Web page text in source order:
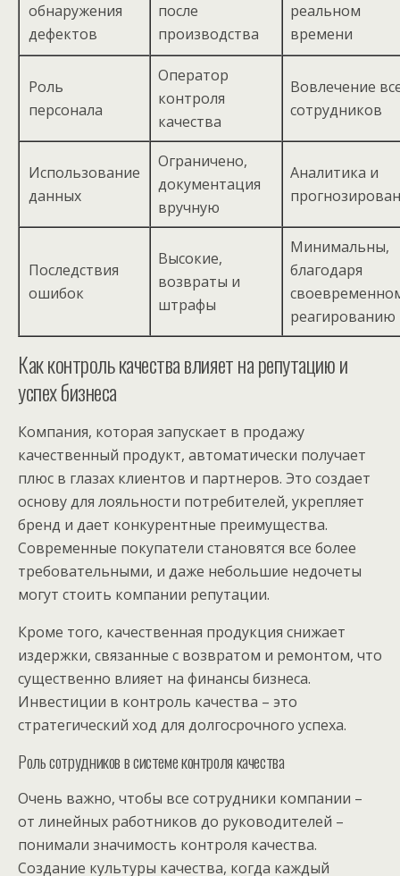
обнаружения
дефектов
после
производства
реальном
времени
Роль
персонала
Оператор
контроля
качества
Вовлечение
сотрудников
Использование
данных
Ограничено,
документация
вручную
Аналитика и
Последствия
ошибок
Высокие,
возвраты и
штрафы
Минимальны,
благодаря
реагированию
Как контроль качества влияет на репутацию и
успех бизнеса
Компания, которая запускает в продажу
качественный продукт, автоматически получает
плюс в глазах клиентов и партнеров. Это создает
основу для лояльности потребителей, укрепляет
бренд и дает конкурентные преимущества.
Современные покупатели становятся все более
требовательными, и даже небольшие недочеты
могут стоить компании репутации.
Кроме того, качественная продукция снижает
издержки, связанные с возвратом и ремонтом, что
существенно влияет на финансы бизнеса.
Инвестиции в контроль качества – это
стратегический ход для долгосрочного успеха.
Роль сотрудников в системе контроля качества
Очень важно, чтобы все сотрудники компании –
от линейных работников до руководителей –
понимали значимость контроля качества.
Создание культуры качества, когда каждый